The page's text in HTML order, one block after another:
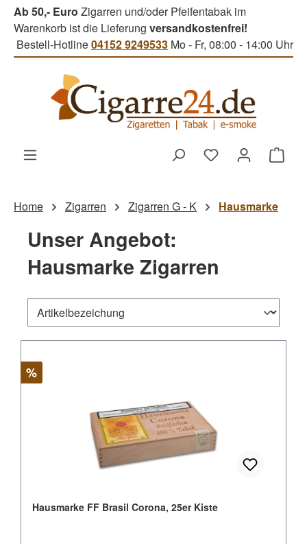
Zum Hauptinhalt springen
Ab 50,- Euro Zigarren und/oder Pfeifentabak im
Warenkorb ist die Lieferung versandkostenfrei!
Bestell-Hotline04152 9249533 Mo - Fr, 08:00 - 14:00 Uhr
Du hast 0
Home Zigarren Zigarren G - K Hausmarke
Unser Angebot:
Hausmarke Zigarren
Rabatt
%
Hausmarke FF Brasil Corona, 25er Kiste